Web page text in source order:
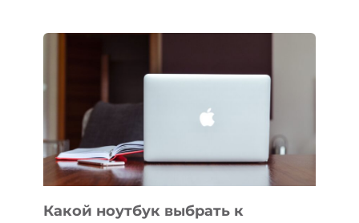
ПОМОГАЮТ
СОЗДАВАТЬ
БЕЗ
СЛОЖНОГО
КОДА
Какой ноутбук выбрать к